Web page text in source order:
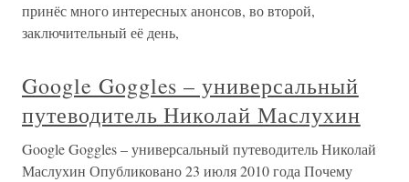
принёс много интересных анонсов, во второй,
заключительный её день,
Google Goggles – универсальный
путеводитель Николай Маслухин
Google Goggles – универсальный путеводитель Николай
Маслухин Опубликовано 23 июля 2010 года Почему